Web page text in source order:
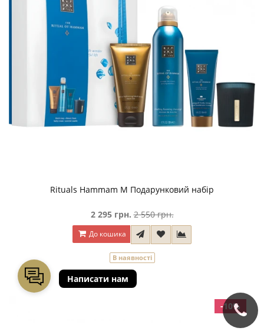
Rituals Hammam М Подарунковий набір
2 295 грн. 2 550 грн.
До кошика
В наявності
-10%